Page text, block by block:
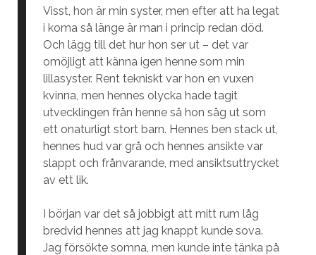
Visst, hon är min syster, men efter att ha legat
i koma så länge är man i princip redan död.
Och lägg till det hur hon ser ut – det var
omöjligt att känna igen henne som min
lillasyster. Rent tekniskt var hon en vuxen
kvinna, men hennes olycka hade tagit
utvecklingen från henne så hon såg ut som
ett onaturligt stort barn. Hennes ben stack ut,
hennes hud var grå och hennes ansikte var
slappt och frånvarande, med ansiktsuttrycket
av ett lik.
I början var det så jobbigt att mitt rum låg
bredvid hennes att jag knappt kunde sova.
Jag försökte somna, men kunde inte tänka på